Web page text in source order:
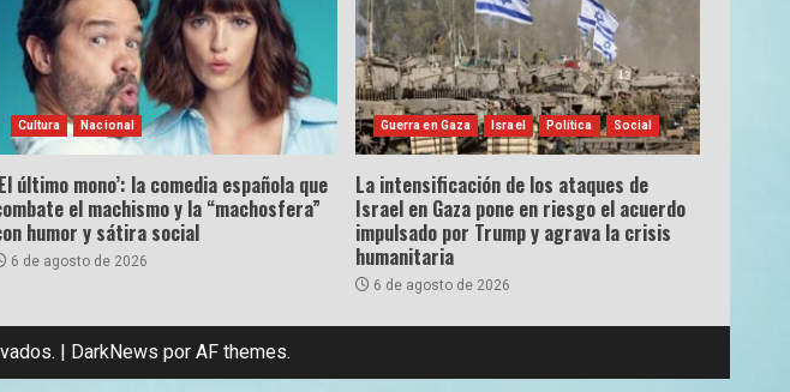
Cultura Nacional
último mono’: la comedia española que
el machismo y la “machosfera”
humor y sátira social
6 de agosto de 2026
Guerra en Gaza Israel Política Social
La intensificación de los ataques de
Israel en Gaza pone en riesgo el acuerdo
impulsado por Trump y agrava la crisis
humanitaria
6 de agosto de 2026
| DarkNews por AF themes.